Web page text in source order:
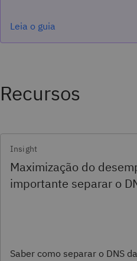
Leia o guia
Recursos
Insight
Maximização do
importante separar o
Saber como separar o DNS